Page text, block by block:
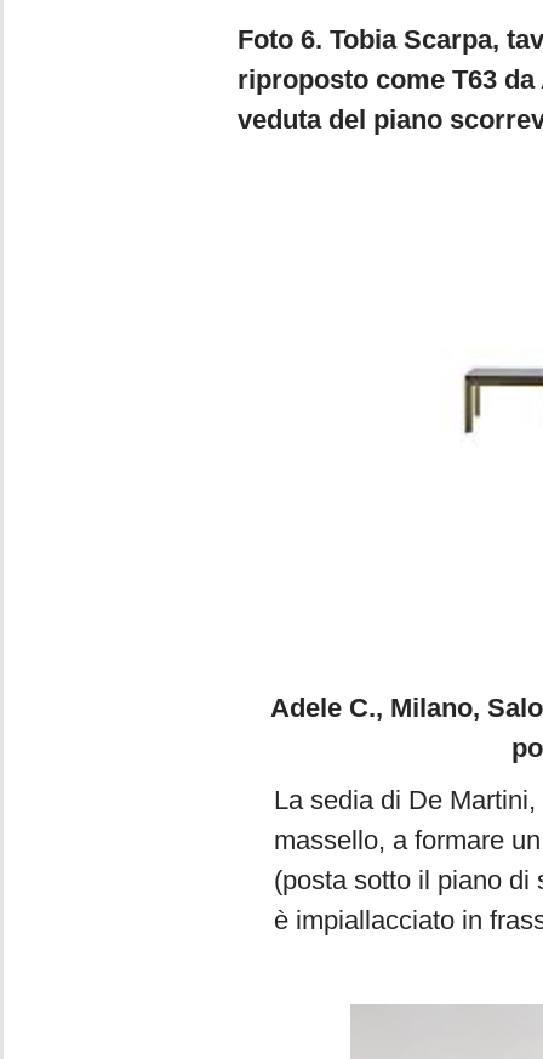
Foto 6. Tobia Scarpa,
riproposto come T63 da
veduta del piano
Adele C., Milano,
La sedia di De
massello, a formare
(posta sotto il piano di
è impiallacciato in